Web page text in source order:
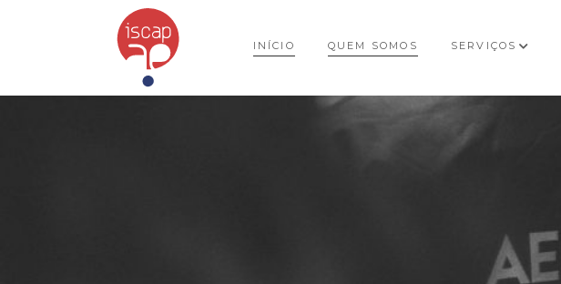
INÍCIO QUEM SOMOS SERVIÇOS